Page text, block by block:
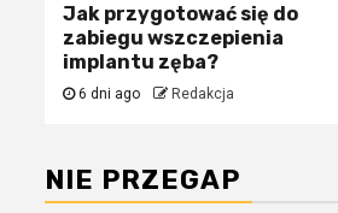
Jak przygotować się do
zabiegu wszczepienia
implantu zęba?
6 dni ago Redakcja
NIE PRZEGAP